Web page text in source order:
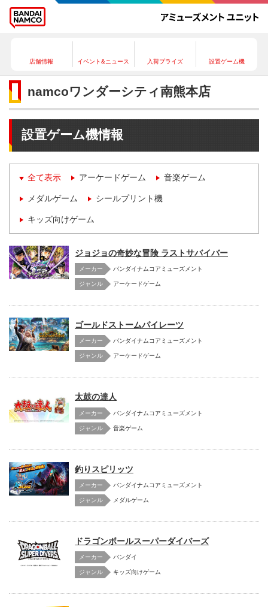
店舗情報 イベント&ニュース 入荷プライズ 設置ゲーム機
namcoワンダーシティ南熊本店
設置ゲーム機情報
全て表示 アーケードゲーム 音楽ゲーム
メダルゲーム シールプリント機
キッズ向けゲーム
ジョジョの奇妙な冒険 ラストサバイバー
メーカー バンダイナムコアミューズメント
アーケードゲーム
ゴールドストームパイレーツ
メーカー バンダイナムコアミューズメント
アーケードゲーム
太鼓の達人
メーカー バンダイナムコアミューズメント
音楽ゲーム
釣りスピリッツ
メーカー バンダイナムコアミューズメント
メダルゲーム
ドラゴンボールスーパーダイバーズ
メーカー バンダイ
キッズ向けゲーム